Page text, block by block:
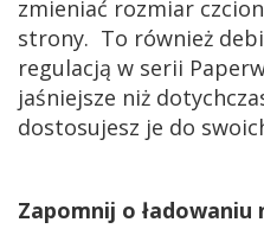
zmieniać rozmiar
strony. To również
regulacją w serii
jaśniejsze niż
dostosujesz je do
Zapomnij o ładowaniu